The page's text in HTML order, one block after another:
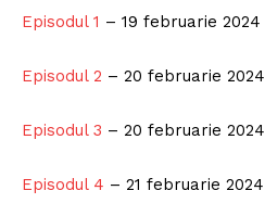
Episodul 1 – 19 februarie 2024
Episodul 2 – 20 februarie 2024
Episodul 3 – 20 februarie 2024
Episodul 4 – 21 februarie 2024